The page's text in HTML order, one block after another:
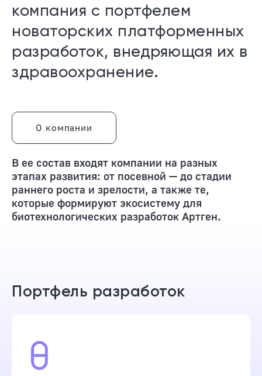
компания с портфелем
новаторских платформенных
разработок, внедряющая их в
здравоохранение.
О компании
В ее состав входят компании на разных
этапах развития: от посевной — до стадии
раннего роста и зрелости, а также те,
которые формируют экосистему для
биотехнологических разработок Артген.
Портфель разработок